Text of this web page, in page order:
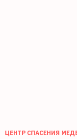
ЦЕНТР СПАСЕНИЯ